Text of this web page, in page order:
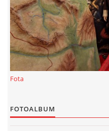
KONTAKT
NOVINKY
KALKULACE-
Fota
FOTOALBUM